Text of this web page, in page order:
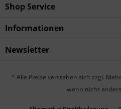
Shop Service
Informationen
Newsletter
* Alle Preise verstehen sich zzgl.
wenn nicht